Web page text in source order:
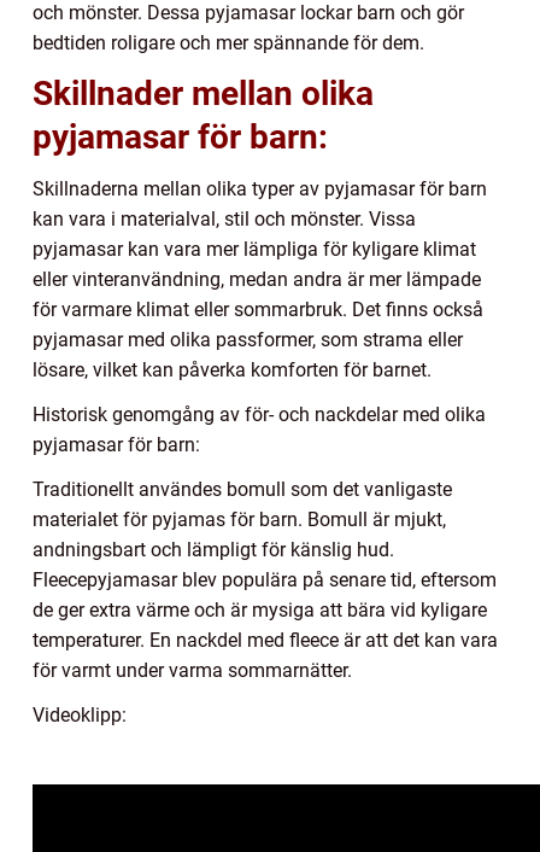
och mönster. Dessa pyjamasar lockar barn och gör
bedtiden roligare och mer spännande för dem.
Skillnader mellan olika
pyjamasar för barn:
Skillnaderna mellan olika typer av pyjamasar för barn
kan vara i materialval, stil och mönster. Vissa
pyjamasar kan vara mer lämpliga för kyligare klimat
eller vinteranvändning, medan andra är mer lämpade
för varmare klimat eller sommarbruk. Det finns också
pyjamasar med olika passformer, som strama eller
lösare, vilket kan påverka komforten för barnet.
Historisk genomgång av för- och nackdelar med olika
pyjamasar för barn:
Traditionellt användes bomull som det vanligaste
materialet för pyjamas för barn. Bomull är mjukt,
andningsbart och lämpligt för känslig hud.
Fleecepyjamasar blev populära på senare tid, eftersom
de ger extra värme och är mysiga att bära vid kyligare
temperaturer. En nackdel med fleece är att det kan vara
för varmt under varma sommarnätter.
Videoklipp: